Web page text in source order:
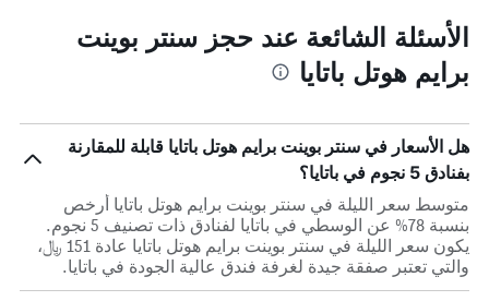
الأسئلة الشائعة عند حجز سنتر بوينت
برايم هوتل باتايا
هل الأسعار في سنتر بوينت برايم هوتل باتايا قابلة للمقارنة
بفنادق 5 نجوم في باتايا؟
متوسط سعر الليلة في سنتر بوينت برايم هوتل باتايا أرخص
بنسبة 78% عن الوسطي في باتايا لفنادق ذات تصنيف 5 نجوم.
يكون سعر الليلة في سنتر بوينت برايم هوتل باتايا عادة 151 ﷼،
والتي تعتبر صفقة جيدة لغرفة فندق عالية الجودة في باتايا.